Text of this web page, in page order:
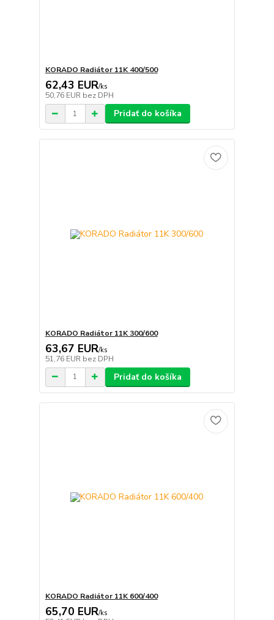
KORADO Radiátor 11K 400/500
62,43 EUR/ks
50,76 EUR bez DPH
Pridať do košíka
KORADO Radiátor 11K 300/600
63,67 EUR/ks
51,76 EUR bez DPH
Pridať do košíka
KORADO Radiátor 11K 600/400
65,70 EUR/ks